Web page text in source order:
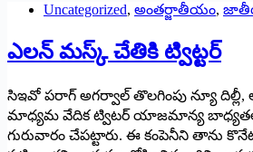
Uncategorized, అంతర్జాతీయం,
ఎలన్‌ ‌మస్క్ ‌చేతికి ట్విట్టర్‌
‌సిఇవో పరాగ్‌ అగర్వాల్‌ ‌తొలగింపు న్యూ
మాధ్యమ వేదిక ట్విటర్‌ ‌యాజమాన్య
‌గురువారం చేపట్టారు. ఈ కంపెనీని తాను